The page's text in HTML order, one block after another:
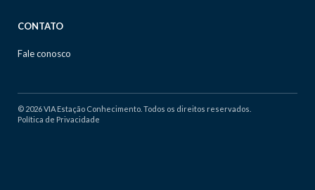
CONTATO
Fale conosco
© 2026 VIA Estação Conhecimento. Todos os direitos reservados.
Política de Privacidade